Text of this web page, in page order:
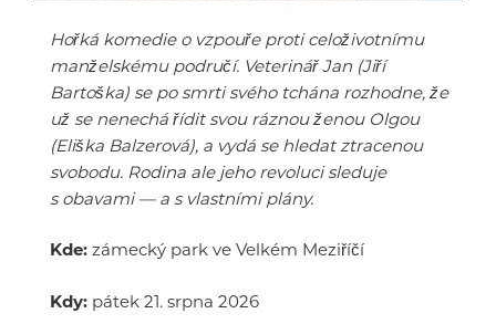
Hořká komedie o vzpouře proti celoživotnímu
manželskému područí. Veterinář Jan (Jiří
Bartoška) se po smrti svého tchána rozhodne, že
už se nenechá řídit svou ráznou ženou Olgou
(Eliška Balzerová), a vydá se hledat ztracenou
svobodu. Rodina ale jeho revoluci sleduje
s obavami — a s vlastními plány.
Kde: zámecký park ve Velkém Meziříčí
Kdy: pátek 21. srpna 2026